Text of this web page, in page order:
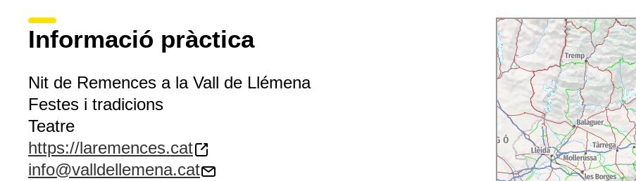
Informació pràctica
Nit de Remences a la Vall de Llémena
Festes i tradicions
Teatre
https://laremences.cat
info@valldellemena.cat